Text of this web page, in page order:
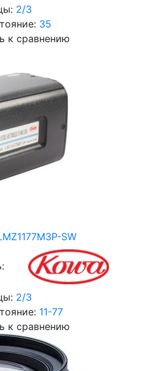
2/3
35
к сравнению
SW
2/3
11-77
к сравнению